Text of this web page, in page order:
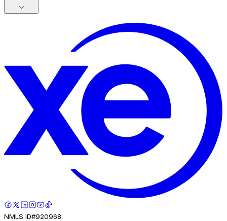
NMLS ID#920968.